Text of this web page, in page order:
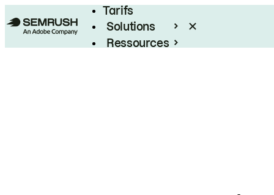
Tarifs
Solutions
Ressources